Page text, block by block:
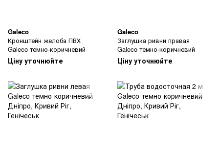
Galeco
Кронштейн желоба ПВХ
Galeco темно-коричневий
Ціну уточнюйте
Galeco
Заглушка ривни правая
Galeco темно-коричневий
Ціну уточнюйте